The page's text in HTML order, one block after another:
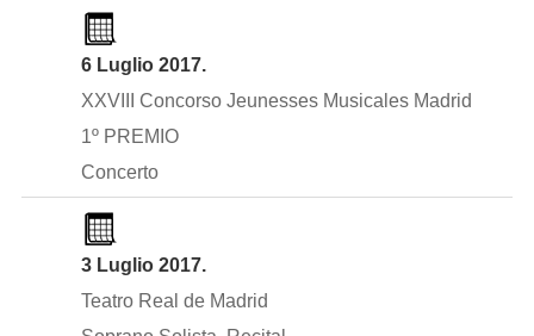
6 Luglio 2017.
XXVIII Concorso Jeunesses Musicales Madrid
1º PREMIO
Concerto
3 Luglio 2017.
Teatro Real de Madrid